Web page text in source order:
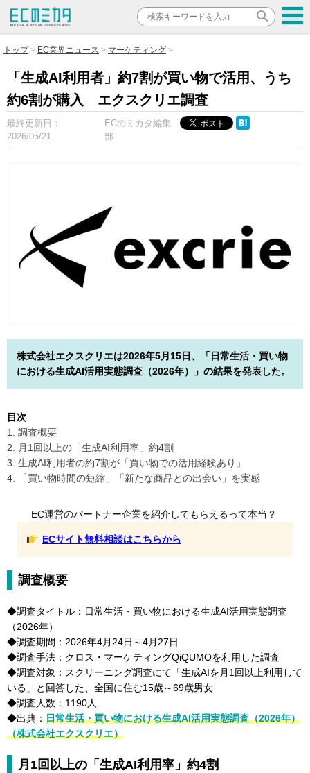
トップ EC業界ニュース マーケティング
「生成AI利用者」約7割が買い物で活用、うち
約6割が購入 エクスクリエ調査
最終更新日：
2026/05/21
ECのミカタ編集
部
株式会社エクスクリエは2026年5月15日、「日常生活・買い物
における生成AI活用実態調査（2026年）」の結果を発表した。
目次
1. 調査概要
2. 月1回以上の「生成AI利用率」約4割
3. 生成AI利用者の約7割が「買い物での活用経験あり」
4. 「買い物時間の短縮」「新たな商品との出会い」を実感
EC運営のパートナー企業を紹介してもらえるって本当？
ECサイト無料相談はこちらから
調査概要
◆調査タイトル：日常生活・買い物における生成AI活用実態調査
（2026年）
◆調査期間：2026年4月24日～4月27日
◆調査手法：クロス・マーケティングQiQUMOを利用した調査
◆調査対象：スクリーニング調査にて「生成AIを月1回以上利用して
いる」と回答した、全国に住む15歳～69歳男女
◆調査人数：1190人
◆出典： 日常生活・買い物における生成AI活用実態調査（2026年）
（株式会社エクスクリエ）
月1回以上の「生成AI利用率」約4割